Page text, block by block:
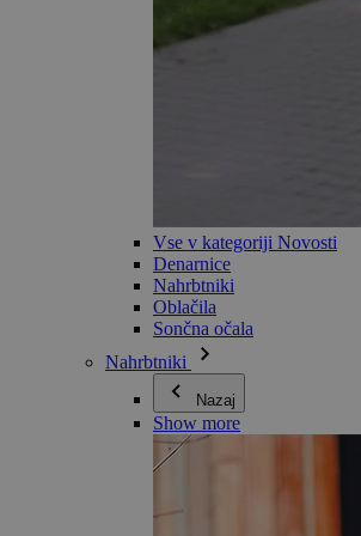
Vse v kategoriji Novosti
Denarnice
Nahrbtniki
Oblačila
Sončna očala
Nahrbtniki
Nazaj
Show more